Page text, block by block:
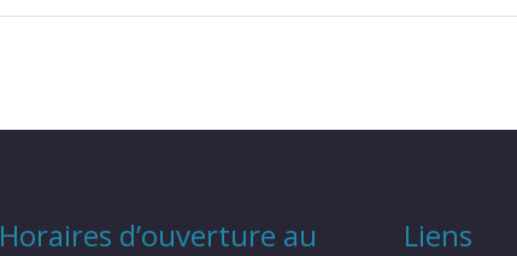
Horaires d’ouverture au
Liens